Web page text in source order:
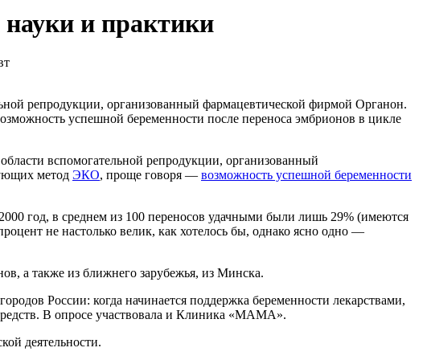
науки и практики
репродукции, организованный фармацевтической фирмой Органон.
успешной беременности после переноса эмбрионов в цикле
вспомогательной репродукции, организованный
метод ЭКО, проще говоря — возможность успешной беременности
год, в среднем из 100 переносов удачными были лишь 29% (имеются
не настолько велик, как хотелось бы, однако ясно одно —
а также из ближнего зарубежья, из Минска.
России: когда начинается поддержка беременности лекарствами,
В опросе участвовала и Клиника «МАМА».
деятельности.